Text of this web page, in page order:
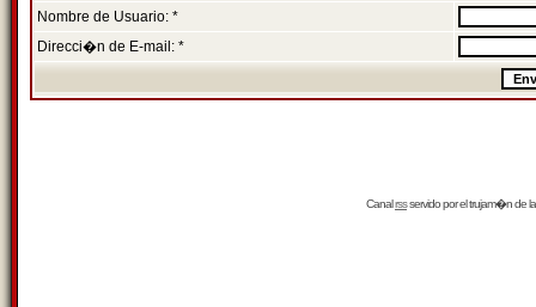
Nombre de Usuario: *
Direcci�n de E-mail: *
Canalrssservido por eltrujam�nde